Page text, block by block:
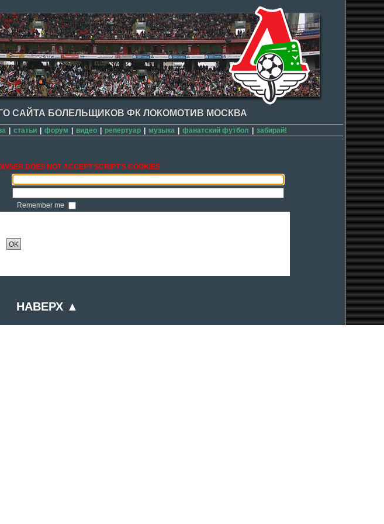
САЙТА БОЛЕЛЬЩИКОВ ФК ЛОКОМОТИВ МОСКВА
статьи форум видео репертуар музыка фанатский футбол забирай!
DOES NOT ACCEPT SCRIPT'S COOKIES
Remember me
OK
НАВЕРХ ▲